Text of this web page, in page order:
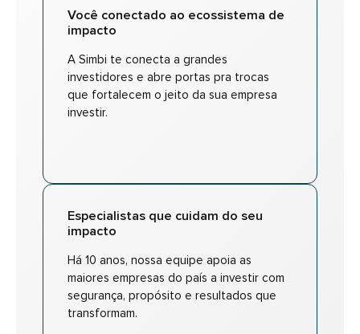
Você conectado ao ecossistema de
impacto
A Simbi te conecta a grandes
investidores e abre portas pra trocas
que fortalecem o jeito da sua empresa
investir.
Especialistas que cuidam do seu
impacto
Há 10 anos, nossa equipe apoia as
maiores empresas do país a investir com
segurança, propósito e resultados que
transformam.